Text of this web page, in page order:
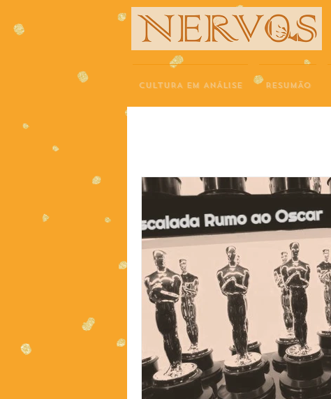
NERVOS
CULTURA EM ANÁLISE RESUMÃO